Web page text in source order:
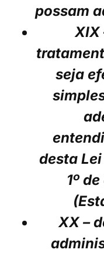
possam
XIX
seja
desta Lei
1º
XX –